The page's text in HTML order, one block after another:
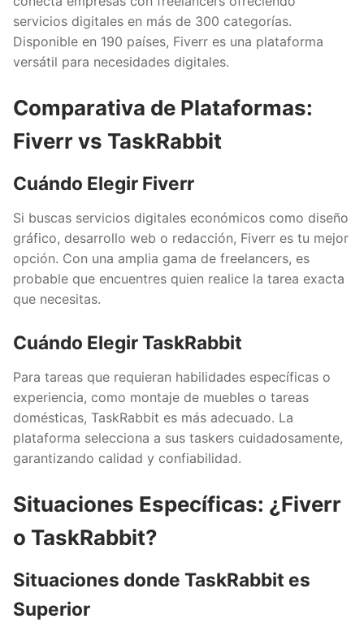
servicios digitales en más de 300 categorías.
Disponible en 190 países, Fiverr es una plataforma
versátil para necesidades digitales.
Comparativa de Plataformas:
Fiverr vs TaskRabbit
Cuándo Elegir Fiverr
Si buscas servicios digitales económicos como diseño
gráfico, desarrollo web o redacción, Fiverr es tu mejor
opción. Con una amplia gama de freelancers, es
probable que encuentres quien realice la tarea exacta
que necesitas.
Cuándo Elegir TaskRabbit
Para tareas que requieran habilidades específicas o
experiencia, como montaje de muebles o tareas
domésticas, TaskRabbit es más adecuado. La
plataforma selecciona a sus taskers cuidadosamente,
garantizando calidad y confiabilidad.
Situaciones Específicas: ¿Fiverr
o TaskRabbit?
Situaciones donde TaskRabbit es
Superior